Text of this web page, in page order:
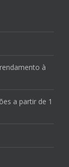
à
a partir de 1